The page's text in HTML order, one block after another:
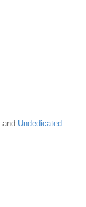
and Undedicated.